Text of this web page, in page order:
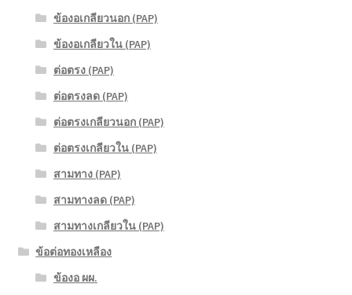
ข้องอเกลียวนอก (PAP)
ข้องอเกลียวใน (PAP)
ต่อตรง (PAP)
ต่อตรงลด (PAP)
ต่อตรงเกลียวนอก (PAP)
ต่อตรงเกลียวใน (PAP)
สามทาง (PAP)
สามทางลด (PAP)
สามทางเกลียวใน (PAP)
ข้อต่อทองเหลือง
ข้องอ ผผ.